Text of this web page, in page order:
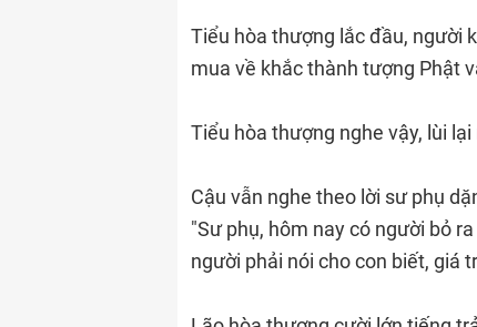
Tiểu hòa thượng lắc đầu, người
mua về khắc thành tượng Phật
Tiểu hòa thượng nghe vậy, lùi
Cậu vẫn nghe theo lời sư phụ
"Sư phụ, hôm nay có người bỏ
người phải nói cho con biết, giá